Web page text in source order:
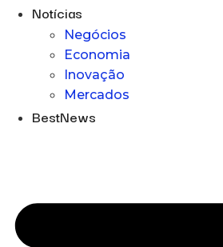
Notícias
Negócios
Economia
Inovação
Mercados
BestNews